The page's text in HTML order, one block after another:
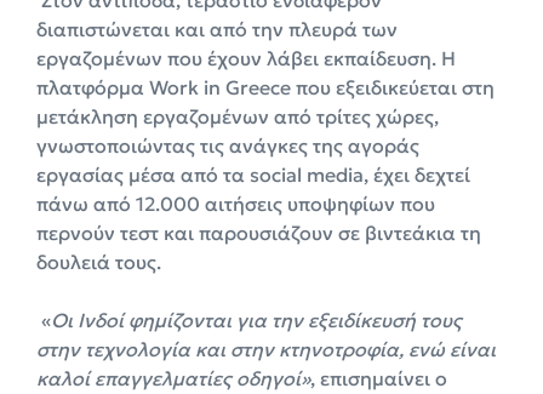
διαπιστώνεται και από την πλευρά των
εργαζομένων που έχουν λάβει εκπαίδευση. Η
πλατφόρμα Work in Greece που εξειδικεύεται στη
μετάκληση εργαζομένων από τρίτες χώρες,
γνωστοποιώντας τις ανάγκες της αγοράς
εργασίας μέσα από τα social media, έχει δεχτεί
πάνω από 12.000 αιτήσεις υποψηφίων που
περνούν τεστ και παρουσιάζουν σε βιντεάκια τη
δουλειά τους.
«Οι Ινδοί φημίζονται για την εξειδίκευσή τους
στην τεχνολογία και στην κτηνοτροφία, ενώ είναι
καλοί επαγγελματίες οδηγοί», επισημαίνει ο